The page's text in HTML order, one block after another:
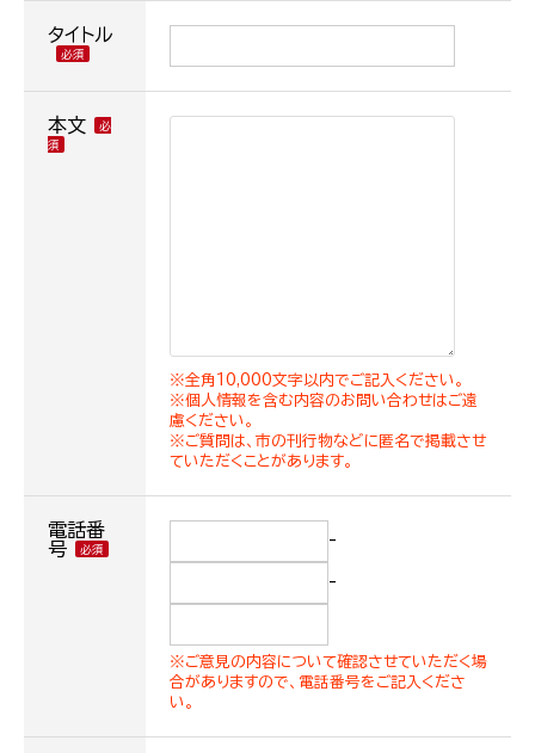
タイトル
本文
※全角10,000文字以内でご記入ください。
※個人情報を含む内容のお問い合わせはご遠
慮ください。
※ご質問は、市の刊行物などに匿名で掲載させ
ていただくことがあります。
電話番
号
-
-
※ご意見の内容について確認させていただく場
合がありますので、電話番号をご記入くださ
い。